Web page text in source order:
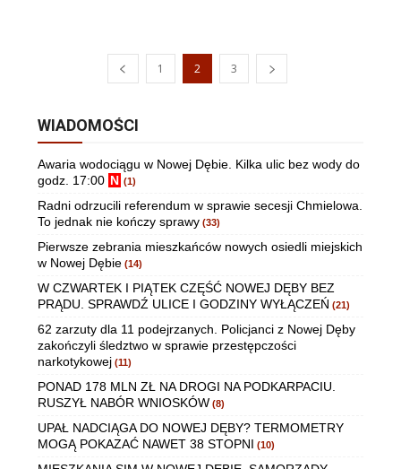
1 2 3
WIADOMOŚCI
Awaria wodociągu w Nowej Dębie. Kilka ulic bez wody do
godz. 17:00 N (1)
Radni odrzucili referendum w sprawie secesji Chmielowa.
To jednak nie kończy sprawy (33)
Pierwsze zebrania mieszkańców nowych osiedli miejskich
w Nowej Dębie (14)
W CZWARTEK I PIĄTEK CZĘŚĆ NOWEJ DĘBY BEZ
PRĄDU. SPRAWDŹ ULICE I GODZINY WYŁĄCZEŃ (21)
62 zarzuty dla 11 podejrzanych. Policjanci z Nowej Dęby
zakończyli śledztwo w sprawie przestępczości
narkotykowej (11)
PONAD 178 MLN ZŁ NA DROGI NA PODKARPACIU.
RUSZYŁ NABÓR WNIOSKÓW (8)
UPAŁ NADCIĄGA DO NOWEJ DĘBY? TERMOMETRY
MOGĄ POKAZAĆ NAWET 38 STOPNI (10)